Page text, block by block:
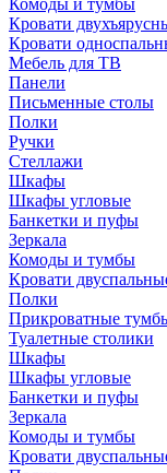
Кровати
Кровати
Мебель для ТВ
Панели
Письменные столы
Полки
Ручки
Стеллажи
Шкафы
Шкафы угловые
Банкетки и пуфы
Зеркала
Комоды и тумбы
Кровати
Полки
Прикроватные
Туалетные столики
Шкафы
Шкафы угловые
Банкетки и пуфы
Зеркала
Комоды и тумбы
Кровати